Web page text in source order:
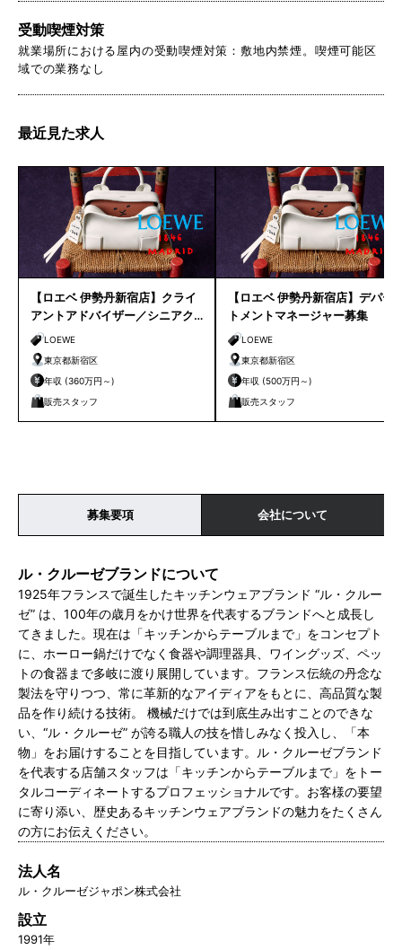
受動喫煙対策
就業場所における屋内の受動喫煙対策：敷地内禁煙。喫煙可能区
域での業務なし
最近見た求人
【ロエベ 伊勢丹新宿店】クライ
アントアドバイザー／シニアク
ライアントアドバイザー募集
LOEWE
東京都新宿区
年収 (360万円～)
販売スタッフ
【ロエベ 伊勢丹新宿店】デパー
トメントマネージャー募集
LOEWE
東京都新宿区
年収 (500万円～)
販売スタッフ
募集要項 会社について
ル・クルーゼブランドについて
1925年フランスで誕生したキッチンウェアブランド “ル・クルー
ゼ” は、100年の歳月をかけ世界を代表するブランドへと成長し
てきました。現在は「キッチンからテーブルまで」をコンセプト
に、ホーロー鍋だけでなく食器や調理器具、ワイングッズ、ペッ
トの食器まで多岐に渡り展開しています。フランス伝統の丹念な
製法を守りつつ、常に革新的なアイディアをもとに、高品質な製
品を作り続ける技術。 機械だけでは到底生み出すことのできな
い、“ル・クルーゼ” が誇る職人の技を惜しみなく投入し、「本
物」をお届けすることを目指しています。ル・クルーゼブランド
を代表する店舗スタッフは「キッチンからテーブルまで」をトー
タルコーディネートするプロフェッショナルです。お客様の要望
に寄り添い、歴史あるキッチンウェアブランドの魅力をたくさん
の方にお伝えください。
法人名
ル・クルーゼジャポン株式会社
設立
1991年